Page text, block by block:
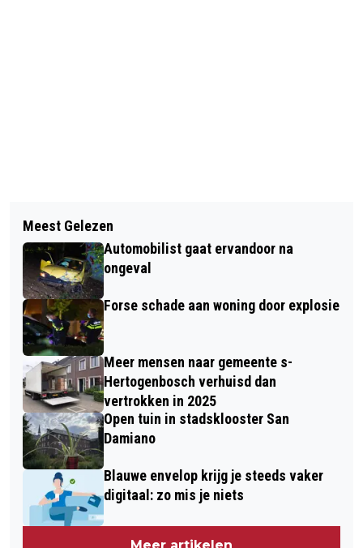
NIEUWE REGELS IN DE MAAK OM
OETELDONK LEEFBAAR EN VEILIG TE
HOUDEN
WIE WORDT DÉ BRABANTSE
FIETSWERKGEVER VAN 2026?
Meest Gelezen
Automobilist gaat ervandoor na
ongeval
Forse schade aan woning door explosie
Meer mensen naar gemeente s-
Hertogenbosch verhuisd dan
vertrokken in 2025
Open tuin in stadsklooster San
Damiano
Blauwe envelop krijg je steeds vaker
digitaal: zo mis je niets
Meer artikelen